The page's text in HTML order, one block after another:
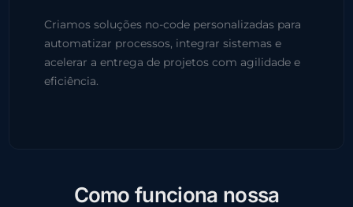
Criamos soluções no-code personalizadas para
automatizar processos, integrar sistemas e
acelerar a entrega de projetos com agilidade e
eficiência.
Como funciona nossa